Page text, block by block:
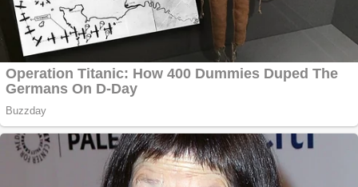
Curatare canapele
Bucuresti. Curatare
profesionala